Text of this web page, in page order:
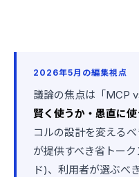
2026年5月の編集視点
議論の焦点は「MCP
賢く使うか・愚直に
コルの設計を変える
が提供すべき省トー
ド)、利用者が選ぶ